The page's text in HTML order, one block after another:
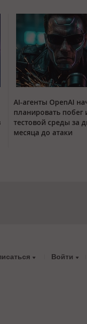
AI-агенты OpenAI
планировать побег
тестовой среды за
месяца до атаки
Войти